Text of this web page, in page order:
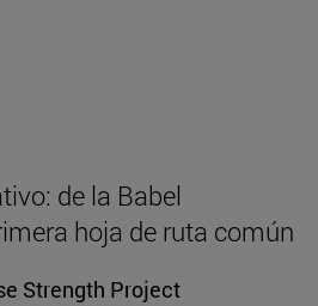
de la Babel
hoja de ruta común
Strength Project